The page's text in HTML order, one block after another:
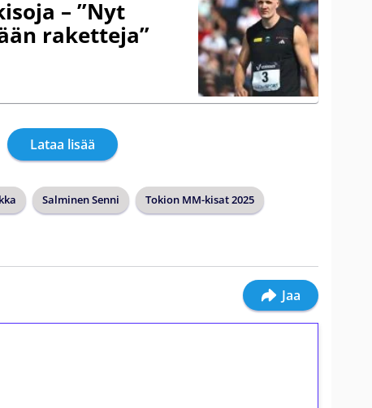
– ”Nyt
raketteja”
Lataa lisää
Salminen Senni Tokion MM-kisat 2025
Jaa